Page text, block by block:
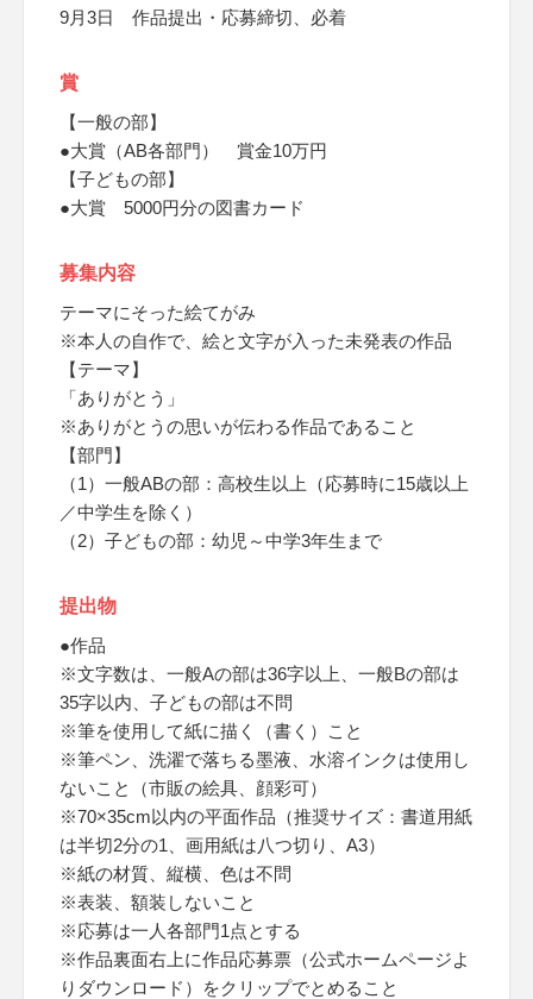
9月3日 作品提出・応募締切、必着
賞
【一般の部】
●大賞（AB各部門） 賞金10万円
【子どもの部】
●大賞 5000円分の図書カード
募集内容
テーマにそった絵てがみ
※本人の自作で、絵と文字が入った未発表の作品
【テーマ】
「ありがとう」
※ありがとうの思いが伝わる作品であること
【部門】
（1）一般ABの部：高校生以上（応募時に15歳以上
／中学生を除く）
（2）子どもの部：幼児～中学3年生まで
提出物
●作品
※文字数は、一般Aの部は36字以上、一般Bの部は
35字以内、子どもの部は不問
※筆を使用して紙に描く（書く）こと
※筆ペン、洗濯で落ちる墨液、水溶インクは使用し
ないこと（市販の絵具、顔彩可）
※70×35cm以内の平面作品（推奨サイズ：書道用紙
は半切2分の1、画用紙は八つ切り、A3）
※紙の材質、縦横、色は不問
※表装、額装しないこと
※応募は一人各部門1点とする
※作品裏面右上に作品応募票（公式ホームページよ
りダウンロード）をクリップでとめること